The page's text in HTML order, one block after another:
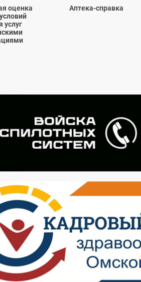
оценка
услуг
Аптека-справка